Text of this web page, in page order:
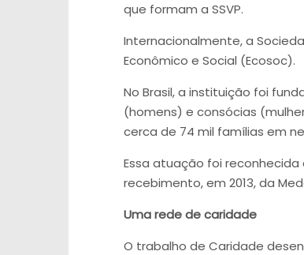
que formam a SSVP.
Internacionalmente, a
Econômico e Social (Ecosoc).
No Brasil, a instituição foi
(homens) e consócias
cerca de 74 mil famílias em
Essa atuação foi
recebimento, em 2013, da
Uma rede de caridade
O trabalho de Caridade